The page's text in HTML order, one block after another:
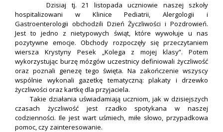
Dzisiaj tj. 21 listopada uczniowie naszej szkoły
hospitalizowani w Klinice Pediatrii, Alergologii i
Gastroenterologii obchodzili Dzień Życzliwości i Pozdrowień.
Jest to jedno z nietypowych świąt, które wywołuje u nas
pozytywne emocje. Obchody rozpoczęły się przeczytaniem
wiersza Krystyny Pesek „Kolega z mojej klasy”. Potem
wykorzystując burzę mózgów uczestnicy definiowali życzliwość
oraz poznali genezę tego święta. Na zakończenie wszyscy
wspólnie wykonali gazetkę tematyczną: plakaty i drzewko
życzliwości oraz kartkę dla przyjaciela.
Takie działania uświadamiają uczniom, jak w dzisiejszych
czasach życzliwość jest rzadko spotykana w naszej
codzienności. Ile jest wart uśmiech, miłe słowo, przypadkowa
pomoc, czy zainteresowanie.